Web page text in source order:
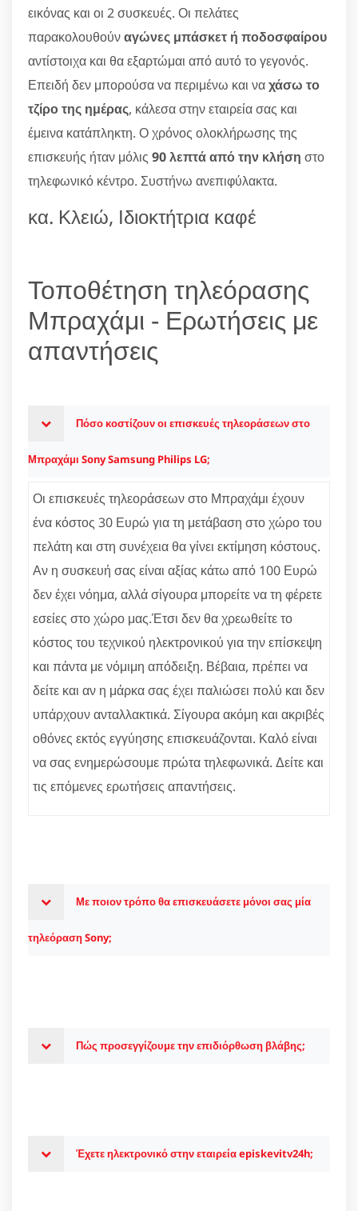
εικόνας και οι 2 συσκευές. Οι πελάτες
παρακολουθούναγώνες μπάσκετ ή ποδοσφαίρου
αντίστοιχα και θα εξαρτώμαι από αυτό το γεγονός.
Επειδή δεν μπορούσα να περιμένω και ναχάσω το
τζίρο της ημέρας, κάλεσα στην εταιρεία σας και
έμεινα κατάπληκτη. Ο χρόνος ολοκλήρωσης της
επισκευής ήταν μόλις 90 λεπτά από την κλήση στο
τηλεφωνικό κέντρο. Συστήνω ανεπιφύλακτα.
κα. Κλειώ, Ιδιοκτήτρια καφέ
Τοποθέτηση τηλεόρασης
Μπραχάμι - Ερωτήσεις με
απαντήσεις
Πόσο κοστίζουν οι επισκευές τηλεοράσεων στο
Μπραχάμι Sony Samsung Philips LG;
Οι επισκευές τηλεοράσεων στο Μπραχάμι έχουν
ένα κόστος 30 Ευρώ για τη μετάβαση στο χώρο του
πελάτη και στη συνέχεια θα γίνει εκτίμηση κόστους.
Αν η συσκευή σας είναι αξίας κάτω από 100 Ευρώ
δεν έχει νόημα, αλλά σίγουρα μπορείτε να τη φέρετε
εσείες στο χώρο μας.Έτσι δεν θα χρεωθείτε το
κόστος του τεχνικού ηλεκτρονικού για την επίσκεψη
και πάντα με νόμιμη απόδειξη. Βέβαια, πρέπει να
δείτε και αν η μάρκα σας έχει παλιώσει πολύ και δεν
υπάρχουν ανταλλακτικά. Σίγουρα ακόμη και ακριβές
οθόνες εκτός εγγύησης επισκευάζονται. Καλό είναι
να σας ενημερώσουμε πρώτα τηλεφωνικά. Δείτε και
τις επόμενες ερωτήσεις απαντήσεις.
Με ποιον τρόπο θα επισκευάσετε μόνοι σας μία
τηλεόραση Sony;
Πώς προσεγγίζουμε την επιδιόρθωση βλάβης;
Έχετε ηλεκτρονικό στην εταιρεία episkevitv24h;